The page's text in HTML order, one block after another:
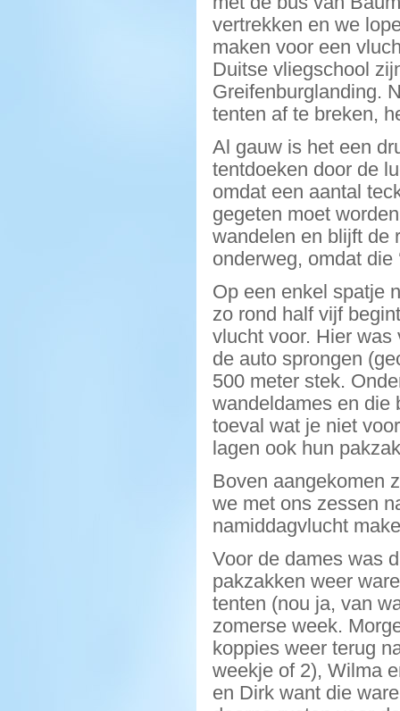
vertrekken en we
maken voor een
Duitse vliegschool
Greifenburglanding.
tenten af te breken,
Al gauw is het een
tentdoeken door de
omdat een aantal
gegeten moet
wandelen en blijft de
onderweg, omdat die
Op een enkel spatje
zo rond half vijf
vlucht voor. Hier
de auto sprongen
500 meter stek.
wandeldames en die
toeval wat je niet
lagen ook hun
Boven aangekomen
we met ons zessen
namiddagvlucht
Voor de dames was
pakzakken weer
tenten (nou ja, van
zomerse week.
koppies weer terug
weekje of 2), Wilma
en Dirk want die